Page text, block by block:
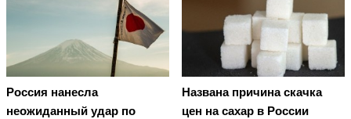
Россия нанесла
неожиданный удар по
Названа причина скачка
цен на сахар в России